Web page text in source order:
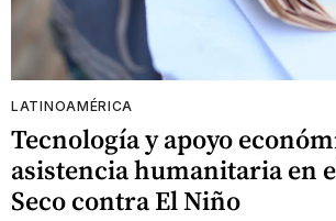
LATINOAMÉRICA
Tecnología y apoyo
asistencia humanitaria en
Seco contra El Niño